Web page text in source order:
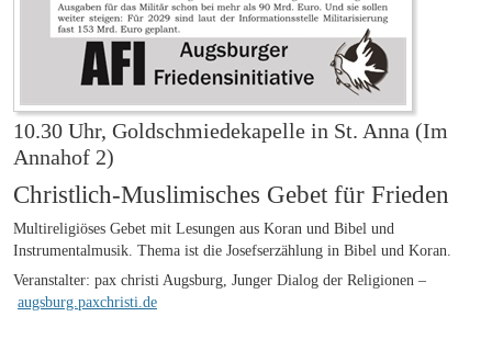
10.30 Uhr, Goldschmiedekapelle in St. Anna (Im
Annahof 2)
Christlich-Muslimisches Gebet für Frieden
Multireligiöses Gebet mit Lesungen aus Koran und Bibel und
Instrumentalmusik. Thema ist die Josefserzählung in Bibel und Koran.
Veranstalter: pax christi Augsburg, Junger Dialog der Religionen –
augsburg.paxchristi.de